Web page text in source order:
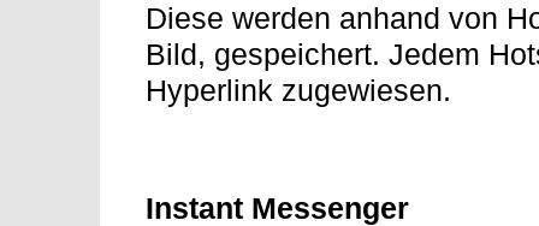
Diese werden anhand von
Bild, gespeichert. Jedem
Hyperlink zugewiesen.
Instant Messenger